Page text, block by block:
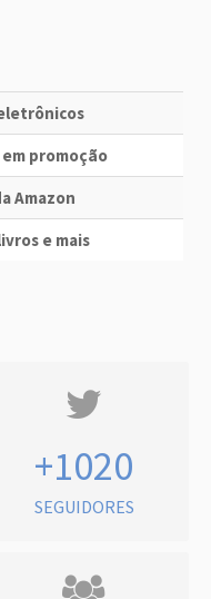
promoção
Amazon
e mais
+1020
SEGUIDORES